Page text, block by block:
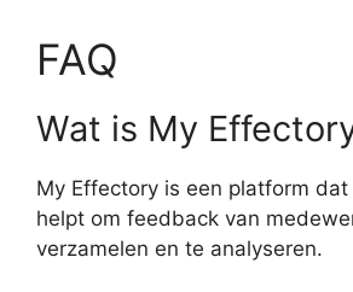
FAQ
Wat is My
My Effectory is een platform
helpt om feedback van
verzamelen en te analyseren.